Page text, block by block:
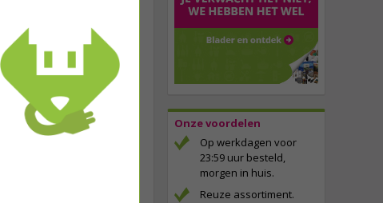
Onze voordelen
Op werkdagen voor
23:59 uur besteld,
morgen in huis.
Reuze assortiment.